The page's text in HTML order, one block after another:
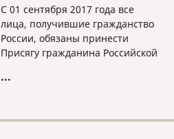
С 01 сентября 2017 года все
лица, получившие гражданство
России, обязаны принести
Присягу гражданина Российской
...